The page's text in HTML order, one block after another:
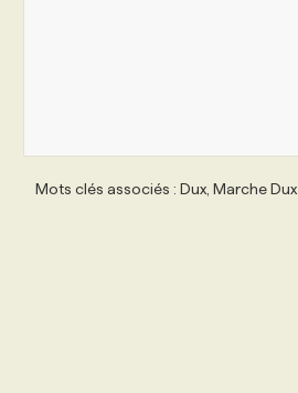
Mots clés associés : Dux, Marche Dux